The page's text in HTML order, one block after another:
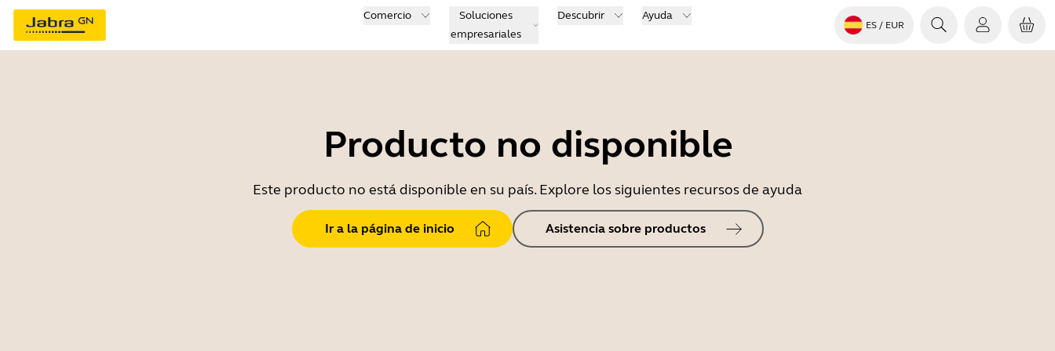
Comercio
Soluciones
empresariales
Descubrir Ayuda
ES / EUR
Producto no disponible
Este producto no está disponible en su país. Explore los siguientes recursos de ayuda
Ir a la página de inicio Asistencia sobre productos